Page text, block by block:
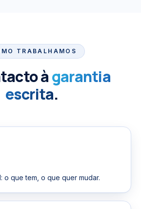
TRABALHAMOS
àgarantia
escrita.
o que tem, o que quer mudar.